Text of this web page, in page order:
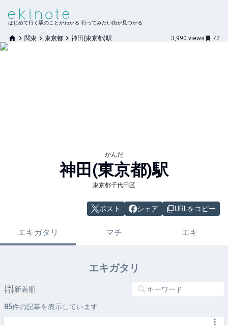
はじめて行く駅のことがわかる 行ってみたい街が見つかる
関東 東京都 神田(東京都)駅 3,990 views 72
かんだ
神田(東京都)駅
東京都千代田区
ポスト シェア URLをコピー
エキガタリ マチ エキ
エキガタリ
新着順
85件の記事を表示しています